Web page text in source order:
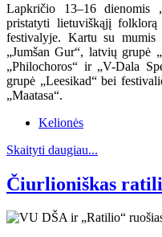
Lapkričio 13–16 dienomis
pristatyti lietuviškąjį
festivalyje. Kartu su mumis
„Jumšan Gur“, latvių grupė
„Philochoros“ ir „V-Dala
grupė „Leesikad“ bei
„Maatasa“.
Kelionės
Skaityti daugiau...
Čiurlioniškas